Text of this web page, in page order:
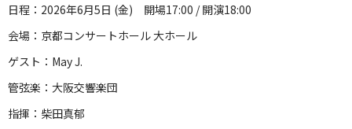
日程：2026年6月5日 (金) 開場17:00 / 開演18:00
会場：京都コンサートホール 大ホール
ゲスト：May J.
管弦楽：大阪交響楽団
指揮：柴田真郁